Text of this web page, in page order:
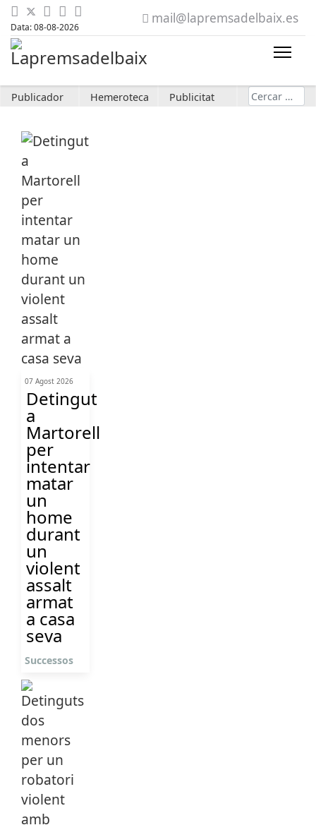
Data: 08-08-2026
mail@lapremsadelbaix.es
Publicador Hemeroteca Publicitat Cerca
07 Agost 2026
Detingut
a
Martorell
per
intentar
matar
un
home
durant
un
violent
assalt
armat
a casa
seva
Successos